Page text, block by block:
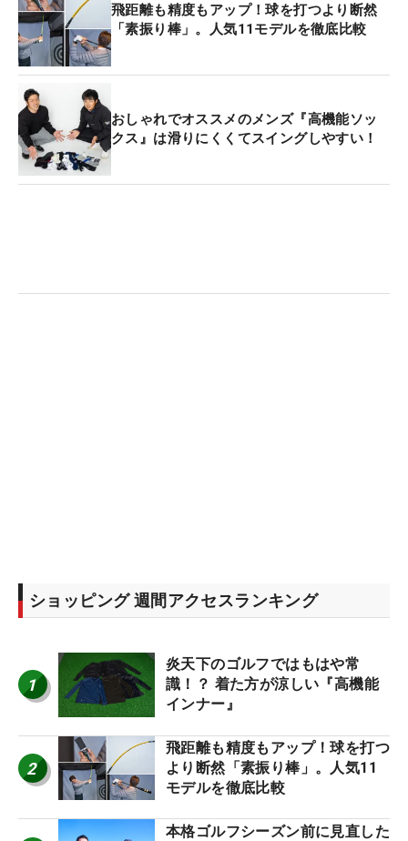
飛距離も精度もアップ！球を打つより断然
「素振り棒」。人気11モデルを徹底比較
おしゃれでオススメのメンズ『高機能ソッ
クス』は滑りにくくてスイングしやすい！
ショッピング 週間アクセスランキング
1
炎天下のゴルフではもはや常
識！？ 着た方が涼しい『高機能
インナー』
2
飛距離も精度もアップ！球を打つ
より断然「素振り棒」。人気11
モデルを徹底比較
本格ゴルフシーズン前に見直した